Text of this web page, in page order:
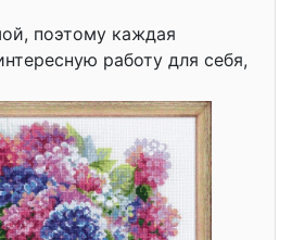
поэтому каждая
работу для себя,